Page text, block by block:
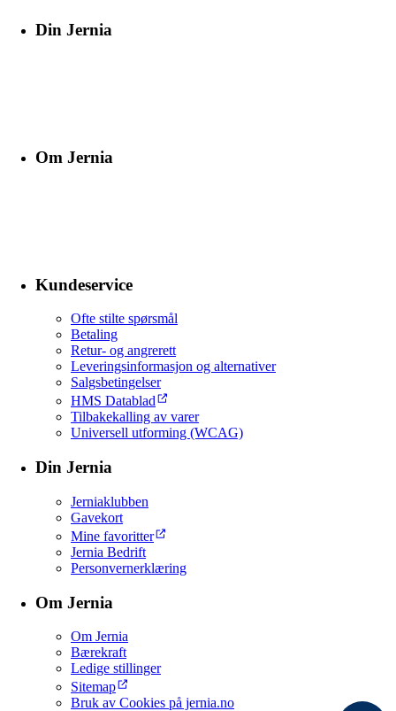
Din Jernia
Om Jernia
Kundeservice
Ofte stilte spørsmål
Betaling
Retur- og angrerett
Leveringsinformasjon og alternativer
Salgsbetingelser
HMS Datablad
Tilbakekalling av varer
Universell utforming (WCAG)
Din Jernia
Jerniaklubben
Gavekort
Mine favoritter
Jernia Bedrift
Personvernerklæring
Om Jernia
Om Jernia
Bærekraft
Ledige stillinger
Sitemap
Bruk av Cookies på jernia.no